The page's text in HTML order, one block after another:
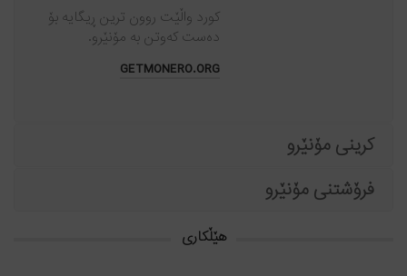
کورد واڵێت روون ترین ڕیگایە بۆ
دەست کەوتن بە مۆنێرو.
GETMONERO.ORG
کرینی مۆنێرو
فرۆشتنی مۆنێرو
ھێڵکاری